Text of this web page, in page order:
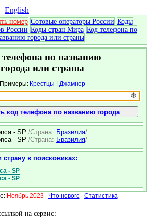
| English
номер Сотовые операторы России Коды
России Коды стран Мира Код телефона по
города или страны
по названию
города или страны
Примеры: Крестцы | Джамнер
❄
- SP /Страна: Бразилия/
- SP /Страна: Бразилия/
страну в поисковиках:
- SP
- SP
Ноябрь 2023 Что нового Статистика
на сервис: